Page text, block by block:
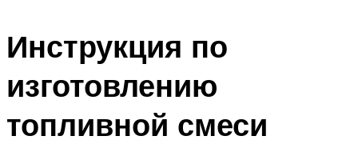
Инструкция по
изготовлению
топливной смеси